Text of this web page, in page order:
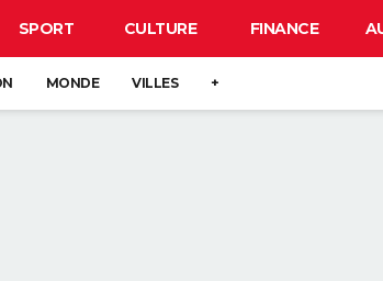
SPORT CULTURE FINANCE
MONDE VILLES +